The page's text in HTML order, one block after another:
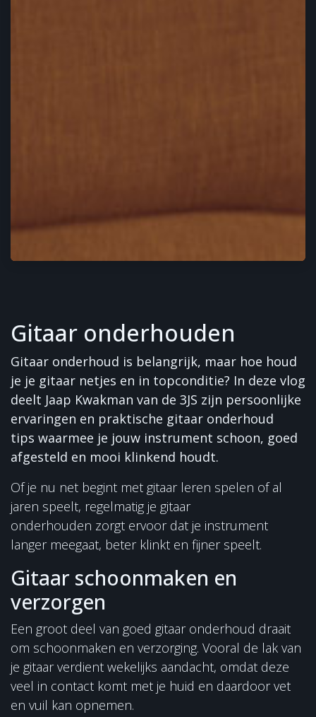
Gitaar onderhouden
Gitaar onderhoud is belangrijk, maar hoe houd
je je gitaar netjes en in topconditie? In deze vlog
deelt Jaap Kwakman van de 3JS zijn persoonlijke
ervaringen en praktische gitaar onderhoud
tips waarmee je jouw instrument schoon, goed
afgesteld en mooi klinkend houdt.
Of je nu net begint met gitaar leren spelen of al
jaren speelt, regelmatig je gitaar
onderhouden zorgt ervoor dat je instrument
langer meegaat, beter klinkt en fijner speelt.
Gitaar schoonmaken en
verzorgen
Een groot deel van goed gitaar onderhoud draait
om schoonmaken en verzorging. Vooral de lak van
je gitaar verdient wekelijks aandacht, omdat deze
veel in contact komt met je huid en daardoor vet
en vuil kan opnemen.